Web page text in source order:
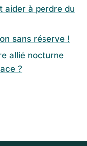
aider à perdre du
sans réserve !
allié nocturne
?